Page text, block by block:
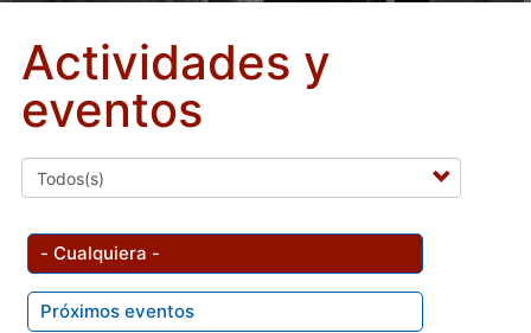
Actividades y
eventos
- Cualquiera -
Próximos eventos